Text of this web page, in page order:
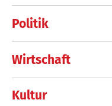
Politik
Wirtschaft
Kultur